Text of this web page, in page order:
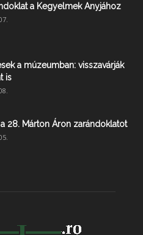
a Kegyelmek Anyjához
a múzeumban: visszavárják
is
28. Márton Áron zarándoklatot